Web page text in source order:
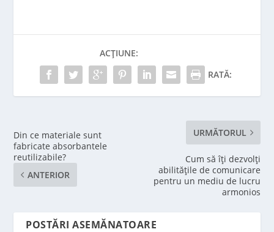
ACȚIUNE:
RATĂ:
Din ce materiale sunt
fabricate absorbantele
reutilizabile?
ANTERIOR
URMĂTORUL
Cum să îți dezvolți
abilitățile de comunicare
pentru un mediu de lucru
armonios
POSTĂRI ASEMĂNATOARE